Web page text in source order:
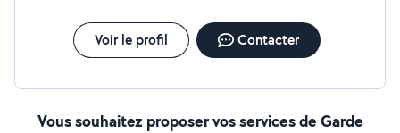
Voir le profil Contacter
Vous souhaitez proposer vos services de Garde